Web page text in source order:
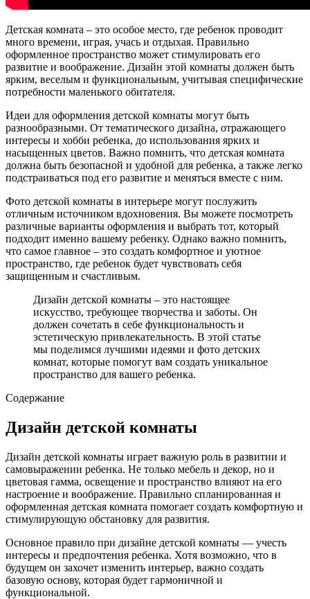
Детская комната – это особое место, где ребенок проводит
много времени, играя, учась и отдыхая. Правильно
оформленное пространство может стимулировать его
развитие и воображение. Дизайн этой комнаты должен быть
ярким, веселым и функциональным, учитывая специфические
потребности маленького обитателя.
Идеи для оформления детской комнаты могут быть
разнообразными. От тематического дизайна, отражающего
интересы и хобби ребенка, до использования ярких и
насыщенных цветов. Важно помнить, что детская комната
должна быть безопасной и удобной для ребенка, а также легко
подстраиваться под его развитие и меняться вместе с ним.
Фото детской комнаты в интерьере могут послужить
отличным источником вдохновения. Вы можете посмотреть
различные варианты оформления и выбрать тот, который
подходит именно вашему ребенку. Однако важно помнить,
что самое главное – это создать комфортное и уютное
пространство, где ребенок будет чувствовать себя
защищенным и счастливым.
Дизайн детской комнаты – это настоящее
искусство, требующее творчества и заботы. Он
должен сочетать в себе функциональность и
эстетическую привлекательность. В этой статье
мы поделимся лучшими идеями и фото детских
комнат, которые помогут вам создать уникальное
пространство для вашего ребенка.
Содержание
Дизайн детской комнаты
Дизайн детской комнаты играет важную роль в развитии и
самовыражении ребенка. Не только мебель и декор, но и
цветовая гамма, освещение и пространство влияют на его
настроение и воображение. Правильно спланированная и
оформленная детская комната помогает создать комфортную и
стимулирующую обстановку для развития.
Основное правило при дизайне детской комнаты — учесть
интересы и предпочтения ребенка. Хотя возможно, что в
будущем он захочет изменить интерьер, важно создать
базовую основу, которая будет гармоничной и
функциональной.